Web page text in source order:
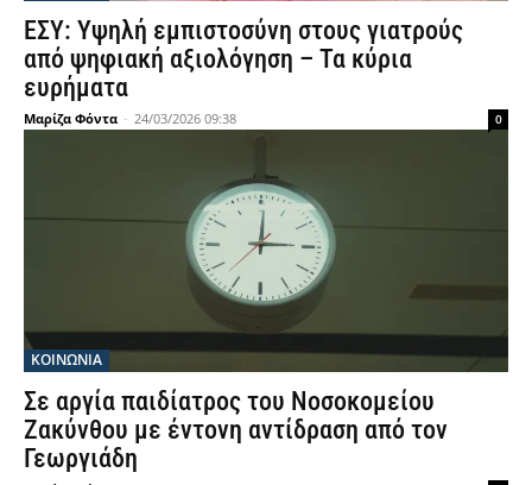
ΕΣΥ: Υψηλή εμπιστοσύνη στους γιατρούς
από ψηφιακή αξιολόγηση – Τα κύρια
ευρήματα
Μαρίζα Φόντα - 24/03/2026 09:38 0
ΚΟΙΝΩΝΙΑ
Σε αργία παιδίατρος του Νοσοκομείου
Ζακύνθου με έντονη αντίδραση από τον
Γεωργιάδη